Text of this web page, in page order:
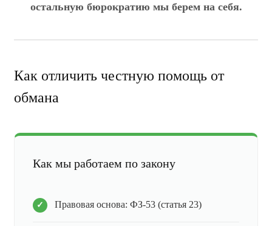
остальную бюрократию мы берем на себя.
Как отличить честную помощь от
обмана
Как мы работаем по закону
Правовая основа: ФЗ-53 (статья 23)